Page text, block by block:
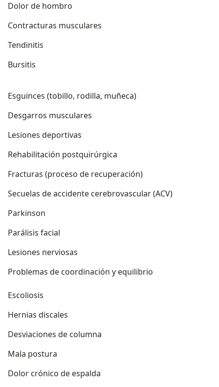
Dolor de hombro
Contracturas musculares
Tendinitis
Bursitis
Esguinces (tobillo, rodilla, muñeca)
Desgarros musculares
Lesiones deportivas
Rehabilitación postquirúrgica
Fracturas (proceso de recuperación)
Secuelas de accidente cerebrovascular (ACV)
Parkinson
Parálisis facial
Lesiones nerviosas
Problemas de coordinación y equilibrio
Escoliosis
Hernias discales
Desviaciones de columna
Mala postura
Dolor crónico de espalda